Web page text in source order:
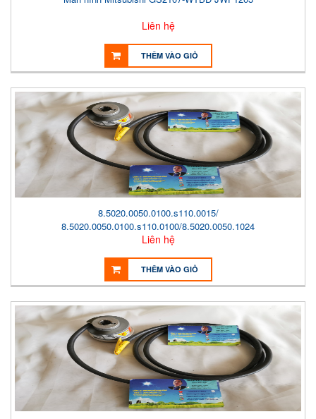
Liên hệ
THÊM VÀO GIỎ
8.5020.0050.0100.s110.0015/
8.5020.0050.0100.s110.0100/8.5020.0050.1024
.S145/8.5020.0050.1024.s110.0015/8.5020.0050.1024.s110.0100
Liên hệ
THÊM VÀO GIỎ